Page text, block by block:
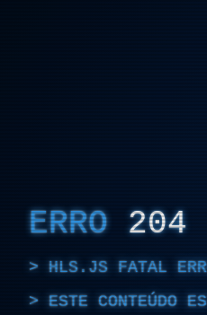
ERRO 204
HLS.JS FATAL
ESTE CONTEÚDO